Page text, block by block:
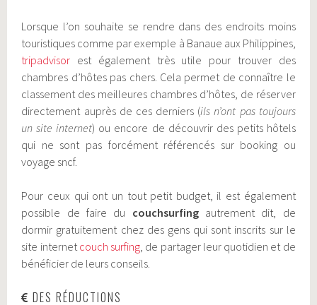
Lorsque l’on souhaite se rendre dans des endroits moins
touristiques comme par exemple à Banaue aux Philippines,
tripadvisor est également très utile pour trouver des
chambres d’hôtes pas chers. Cela permet de connaître le
classement des meilleures chambres d’hôtes, de réserver
directement auprès de ces derniers (ils n’ont pas toujours
un site internet) ou encore de découvrir des petits hôtels
qui ne sont pas forcément référencés sur booking ou
voyage sncf.
Pour ceux qui ont un tout petit budget, il est également
possible de faire du couchsurfing autrement dit, de
dormir gratuitement chez des gens qui sont inscrits sur le
site internet couch surfing de partager leur quotidien et de
bénéficier de leurs conseils.
DES RÉDUCTIONS